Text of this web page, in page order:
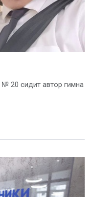
№ 20 сидит автор гимна